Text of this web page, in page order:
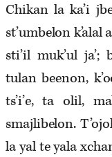
Chikan la ka’i
st’umbelon k’alal
sti’il muk’ul
tulan beenon,
ts’i’e, ta olil,
smajlibelon.
la yal te yala